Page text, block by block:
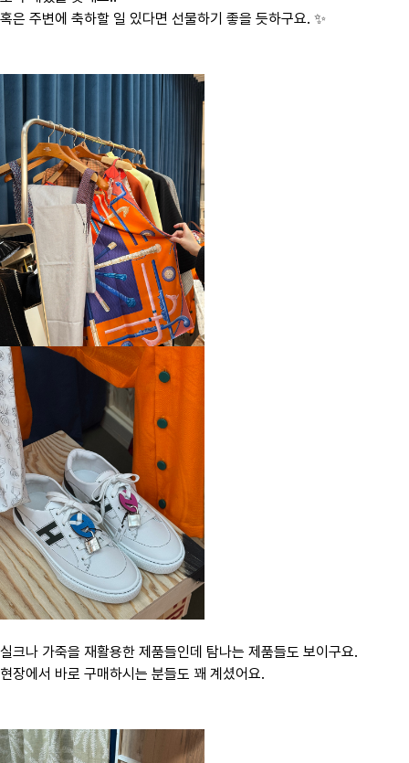
혹은 주변에 축하할 일 있다면 선물하기 좋을 듯하구요. ✨
실크나 가죽을 재활용한 제품들인데 탐나는 제품들도 보이구요.
현장에서 바로 구매하시는 분들도 꽤 계셨어요.